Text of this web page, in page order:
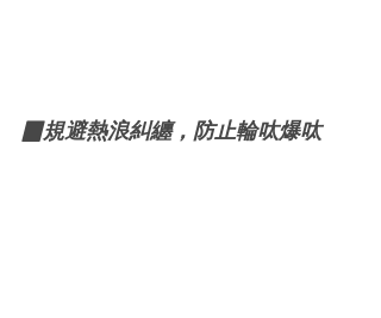
▉規避熱浪糾纏，防止輪呔爆呔